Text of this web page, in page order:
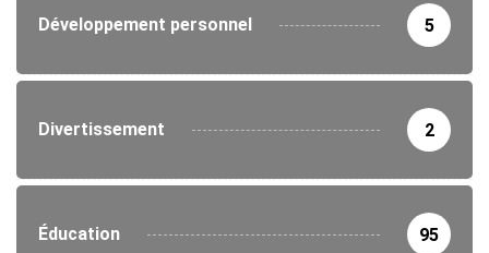
Développement personnel 5
Divertissement 2
Éducation 95